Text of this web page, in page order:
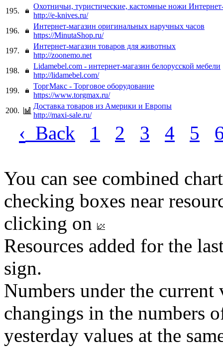
195.
Охотничьи, туристические, кастомные ножи
http://e-knives.ru/
196.
Интернет-магазин оригинальных наручных часов
https://MinutaShop.ru/
197.
Интернет-магазин товаров для животных
http://zoonemo.net
198.
Lidamebel.com - интернет-магазин белорусской мебели
http://lidamebel.com/
199.
ТоргМакс - Торговое оборудование
https://www.torgmax.ru/
200.
Доставка товаров из Америки и Европы
http://maxi-sale.ru/
‹ Back 1 2 3 4 5
You can see combined
checking boxes near
clicking on
Resources added for the
sign.
Numbers under the
changings in the numbers
yesterday values at the